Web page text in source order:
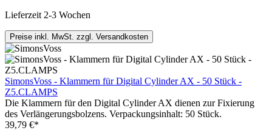
Lieferzeit 2-3 Wochen
Preise inkl. MwSt. zzgl. Versandkosten
SimonsVoss - Klammern für Digital Cylinder AX - 50 Stück -
Z5.CLAMPS
Die Klammern für den Digital Cylinder AX dienen zur Fixierung
des Verlängerungsbolzens. Verpackungsinhalt: 50 Stück.
39,79 €*